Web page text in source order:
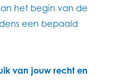
het begin van de
een bepaald
van jouw recht en